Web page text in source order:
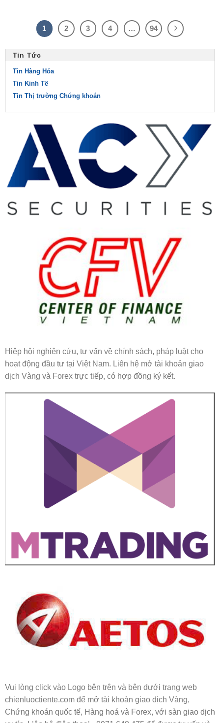
1 2 3 4 … 94
Tin Tức
Tin Hàng Hóa
Tin Kinh Tế
Tin Thị trường Chứng khoán
Hiệp hội nghiên cứu, tư vấn về chính sách, pháp luật cho
hoạt động đầu tư tại Việt Nam. Liên hệ mở tài khoản giao
dịch Vàng và Forex trực tiếp, có hợp đồng ký kết.
Vui lòng click vào Logo bên trên và bên dưới trang web
chienluoctiente.com để mở tài khoản giao dịch Vàng,
Chứng khoán quốc tế, Hàng hoá và Forex, với sàn giao dịch